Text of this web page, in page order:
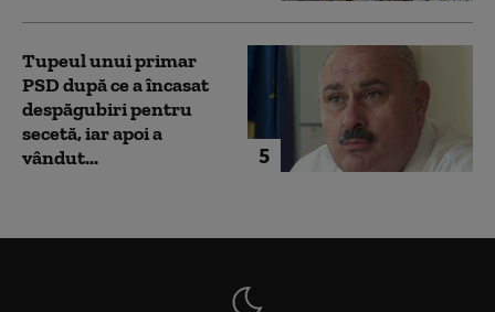
5
Tupeul unui primar
PSD după ce a încasat
despăgubiri pentru
secetă, iar apoi a
vândut...